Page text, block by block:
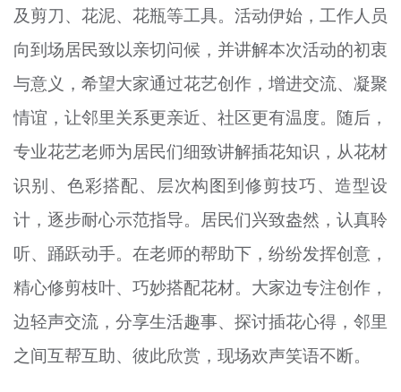
资料库
+
及剪刀、花泥、花瓶等工具。活动伊始，工作人员
向到场居民致以亲切问候，并讲解本次活动的初衷
与意义，希望大家通过花艺创作，增进交流、凝聚
情谊，让邻里关系更亲近、社区更有温度。随后，
专业花艺老师为居民们细致讲解插花知识，从花材
识别、色彩搭配、层次构图到修剪技巧、造型设
计，逐步耐心示范指导。居民们兴致盎然，认真聆
听、踊跃动手。在老师的帮助下，纷纷发挥创意，
精心修剪枝叶、巧妙搭配花材。大家边专注创作，
边轻声交流，分享生活趣事、探讨插花心得，邻里
之间互帮互助、彼此欣赏，现场欢声笑语不断。